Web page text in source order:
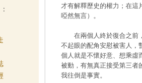
才有解釋歷史的權力；在這
啞然無言）。
在兩個人終於復合之前，
不起眼的配角安慰被害人，
個人就是不懷好意、想乘虛
被動，有無真正接受第三者
我往倒是事實。